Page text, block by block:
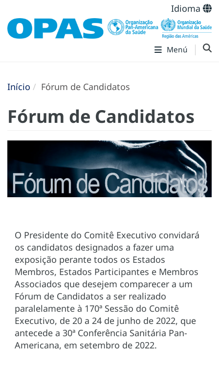
Idioma
Menú
Início Fórum de Candidatos
Fórum de Candidatos
O Presidente do Comitê Executivo convidará
os candidatos designados a fazer uma
exposição perante todos os Estados
Membros, Estados Participantes e Membros
Associados que desejem comparecer a um
Fórum de Candidatos a ser realizado
paralelamente à 170ª Sessão do Comitê
Executivo, de 20 a 24 de junho de 2022, que
antecede a 30ª Conferência Sanitária Pan-
Americana, em setembro de 2022.